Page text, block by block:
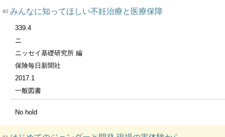
80 みんなに知ってほしい不妊治療と医療保障
339.4
ニ
ニッセイ基礎研究所 編
保険毎日新聞社
2017.1
一般図書
No hold